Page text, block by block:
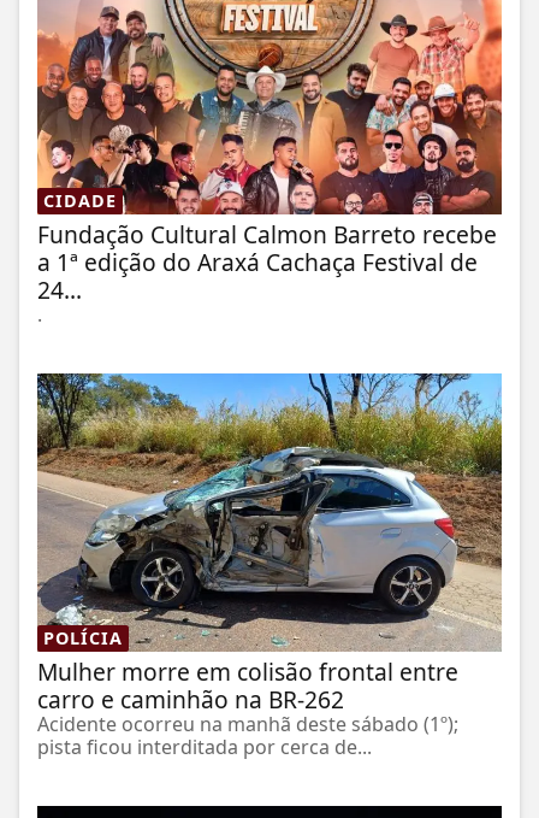
CIDADE
Fundação Cultural Calmon Barreto recebe
a 1ª edição do Araxá Cachaça Festival de
24...
.
POLÍCIA
Mulher morre em colisão frontal entre
carro e caminhão na BR-262
Acidente ocorreu na manhã deste sábado (1º);
pista ficou interditada por cerca de...